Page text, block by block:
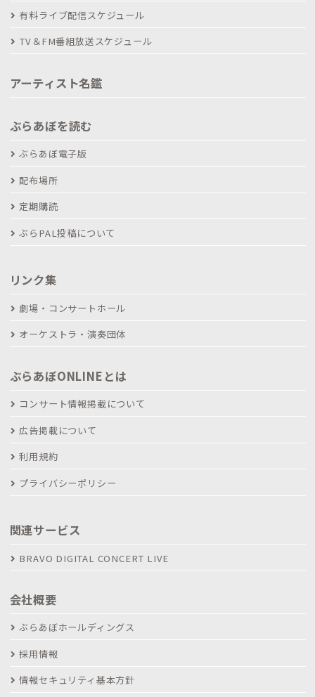
有料ライブ配信スケジュール
TV＆FM番組放送スケジュール
アーティスト名鑑
ぶらあぼを読む
ぶらあぼ電子版
配布場所
定期購読
ぶらPAL投稿について
リンク集
劇場・コンサートホール
オーケストラ・演奏団体
ぶらあぼONLINEとは
コンサート情報掲載について
広告掲載について
利用規約
プライバシーポリシー
関連サービス
BRAVO DIGITAL CONCERT LIVE
会社概要
ぶらあぼホールディングス
採用情報
情報セキュリティ基本方針